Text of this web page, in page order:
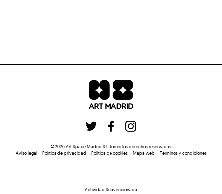
©2026Art Space Madrid S.LTodos los derechos reservados.
Aviso legal
Política de privacidad Politica de cookies Mapa web Términos y condiciones
Actividad Subvencionada